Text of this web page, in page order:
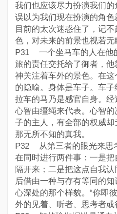
我们也应该尽力扮演我们
误以为我们现在扮演的角
目前的太次迷惑住了，记
色，对未来的前景也视若无
P31 一个坐马车的人在他
旅的责任交托给了御者，
神关注着车外的景色。在
的隐喻。身体是车子。车子
拉车的马乃是感官自身。
心智由缰绳来代表。心智
子的主人，有全部的权威
那无所不知的真我。
P32 从第三者的眼光来思
在同时进行两件事：一是
隔开来；二是把这点自我
后借由一种与存有等同的
心深处的那个样貌。“你即
外的见着、听者、思考者或